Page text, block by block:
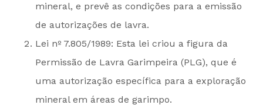
mineral, e prevê as condições para a emissão
de autorizações de lavra.
Lei nº 7.805/1989: Esta lei criou a figura da
Permissão de Lavra Garimpeira (PLG), que é
uma autorização específica para a exploração
mineral em áreas de garimpo.